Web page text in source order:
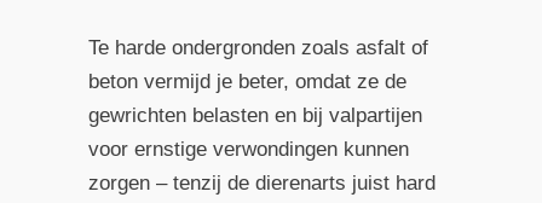
Te harde ondergronden zoals asfalt of
beton vermijd je beter, omdat ze de
gewrichten belasten en bij valpartijen
voor ernstige verwondingen kunnen
zorgen – tenzij de dierenarts juist hard